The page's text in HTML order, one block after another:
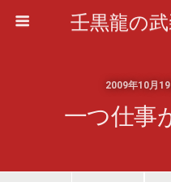
壬黒龍の
2009年10月
一つ仕事